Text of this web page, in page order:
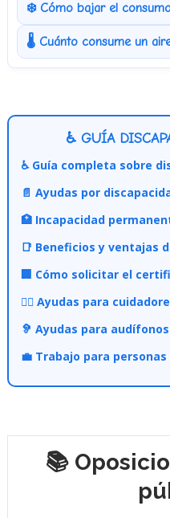
❄️ Cómo bajar el
🌡️ Cuánto consume un
♿ GUÍA
♿ Guía completa sobre
📄 Ayudas por
🏥 Incapacidad
📑 Beneficios y ventajas
🏢 Cómo solicitar el
👩‍⚕️ Ayudas para
🦻 Ayudas para
💼 Trabajo para
📚